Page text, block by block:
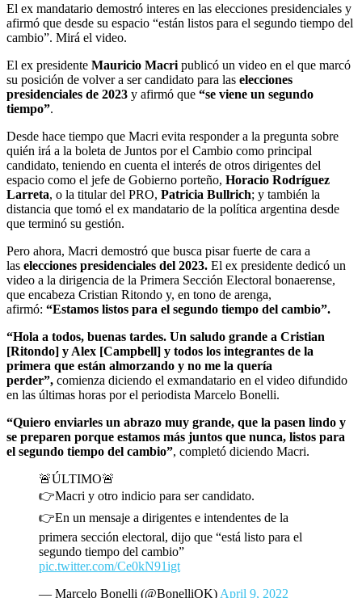
El ex mandatario demostró interes en las elecciones presidenciales y
afirmó que desde su espacio “están listos para el segundo tiempo del
cambio”. Mirá el video.
El ex presidente Mauricio Macri publicó un video en el que marcó
su posición de volver a ser candidato para las elecciones
presidenciales de 2023 y afirmó que “se viene un segundo
tiempo”.
Desde hace tiempo que Macri evita responder a la pregunta sobre
quién irá a la boleta de Juntos por el Cambio como principal
candidato, teniendo en cuenta el interés de otros dirigentes del
espacio como el jefe de Gobierno porteño, Horacio Rodríguez
Larreta, o la titular del PRO, Patricia Bullrich; y también la
distancia que tomó el ex mandatario de la política argentina desde
que terminó su gestión.
Pero ahora, Macri demostró que busca pisar fuerte de cara a
las elecciones presidenciales del 2023. El ex presidente dedicó un
video a la dirigencia de la Primera Sección Electoral bonaerense,
que encabeza Cristian Ritondo y, en tono de arenga,
afirmó: “Estamos listos para el segundo tiempo del cambio”.
“Hola a todos, buenas tardes. Un saludo grande a Cristian
[Ritondo] y Alex [Campbell] y todos los integrantes de la
primera que están almorzando y no me la quería
perder”, comienza diciendo el exmandatario en el video difundido
en las últimas horas por el periodista Marcelo Bonelli.
“Quiero enviarles un abrazo muy grande, que la pasen lindo y
se preparen porque estamos más juntos que nunca, listos para
el segundo tiempo del cambio”, completó diciendo Macri.
🚨ÚLTIMO🚨
👉Macri y otro indicio para ser candidato.
👉En un mensaje a dirigentes e intendentes de la
primera sección electoral, dijo que “está listo para el
segundo tiempo del cambio”
pic.twitter.com/Ce0kN91igt
— Marcelo Bonelli (@BonelliOK) April 9, 2022